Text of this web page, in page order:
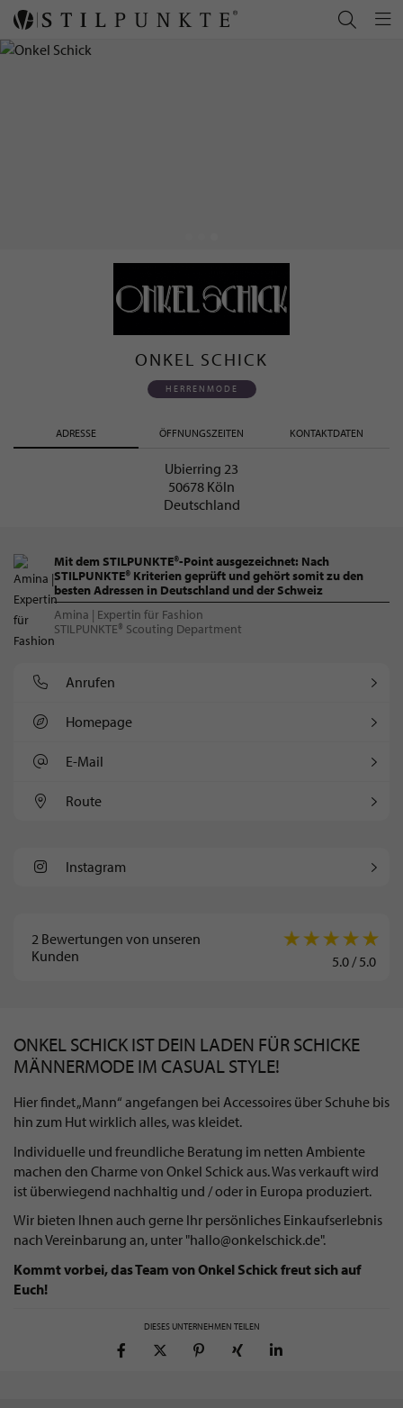
ONKEL SCHICK
HERRENMODE
ADRESSE ÖFFNUNGSZEITEN KONTAKTDATEN
Ubierring 23
50678 Köln
Deutschland
Mit dem STILPUNKTE®-Point ausgezeichnet: Nach
STILPUNKTE® Kriterien geprüft und gehört somit zu den
besten Adressen in Deutschland und der Schweiz
Amina | Expertin für Fashion
STILPUNKTE® Scouting Department
Anrufen
Homepage
E-Mail
Route
Instagram
2 Bewertungen von unseren
Kunden
5.0/5.0
ONKEL SCHICK IST DEIN LADEN FÜR SCHICKE
MÄNNERMODE IM CASUAL STYLE!
Hier findet „Mann“ angefangen bei Accessoires über Schuhe bis
hin zum Hut wirklich alles, was kleidet.
Individuelle und freundliche Beratung im netten Ambiente
machen den Charme von Onkel Schick aus. Was verkauft wird
ist überwiegend nachhaltig und / oder in Europa produziert.
Wir bieten Ihnen auch gerne Ihr persönliches Einkaufserlebnis
nach Vereinbarung an, unter "hallo@onkelschick.de".
Kommt vorbei, das Team von Onkel Schick freut sich auf
Euch!
DIESES UNTERNEHMEN TEILEN